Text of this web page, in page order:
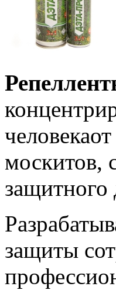
москитов,
защитного
защиты